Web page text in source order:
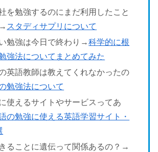
を勉強するのにまだ利用したこと
スタディサプリについて
勉強は今日で終わり→科学的に根
強法についてまとめてみた
英語教師は教えてくれなかったの
勉強法について
使えるサイトやサービスってあ
の勉強に使える英語学習サイト・
ることに遺伝って関係あるの？→